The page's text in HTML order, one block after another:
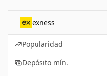
exness
Popularidad
Depósito mín.